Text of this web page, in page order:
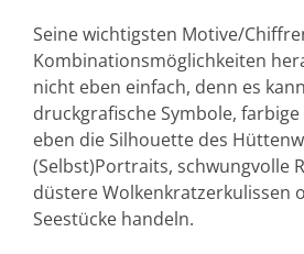
Seine wichtigsten Motive/
Kombinationsmöglichkeiten
nicht eben einfach, denn es
druckgrafische Symbole,
eben die Silhouette des
(Selbst)Portraits, schwungvolle
düstere Wolkenkratzerkulissen
Seestücke handeln.